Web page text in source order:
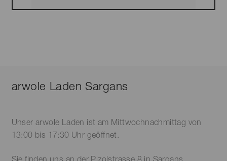
arwole Laden Sargans
Unser arwole Laden ist am Mittwochnachmittag von
13:00 bis 17:30 Uhr geöffnet.
Sie finden uns an der Pizolstrasse 8 in Sargans.